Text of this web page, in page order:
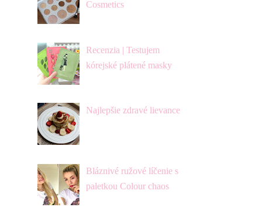
Cosmetics
Recenzia | Testujem
kórejské plátené masky
Najlepšie zdravé lievance
Bláznivé ružové líčenie s
paletkou Colour chaos